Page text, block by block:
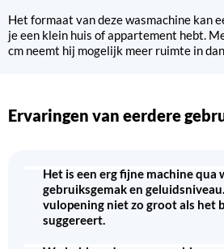
Het formaat van deze wasmachine kan
je een klein huis of appartement hebt.
cm neemt hij mogelijk meer ruimte in
Ervaringen van eerdere
Het is een erg fijne machine qua
gebruiksgemak en
vulopening niet zo groot als het
suggereert.